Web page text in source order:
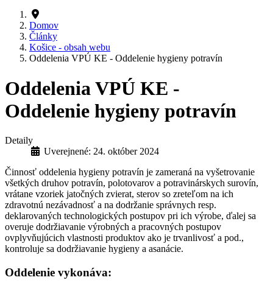
Domov
Články
Košice - obsah webu
Oddelenia VPÚ KE - Oddelenie hygieny potravín
Oddelenia VPÚ KE -
Oddelenie hygieny potravín
Detaily
Uverejnené: 24. október 2024
Činnosť oddelenia hygieny potravín je zameraná na vyšetrovanie
všetkých druhov potravín, polotovarov a potravinárskych surovín,
vrátane vzoriek jatočných zvierat, sterov so zreteľom na ich
zdravotnú nezávadnosť a na dodržanie správnych resp.
deklarovaných technologických postupov pri ich výrobe, ďalej sa
overuje dodržiavanie výrobných a pracovných postupov
ovplyvňujúcich vlastnosti produktov ako je trvanlivosť a pod.,
kontroluje sa dodržiavanie hygieny a asanácie.
Oddelenie vykonáva: